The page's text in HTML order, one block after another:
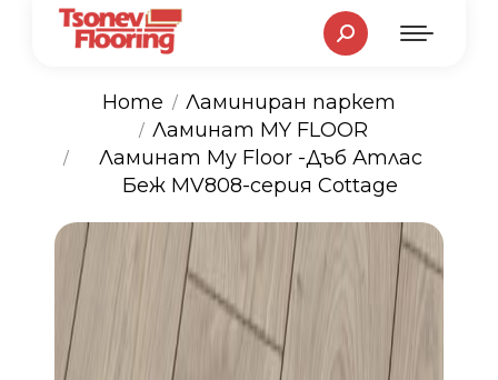
Search:
You are here:
Home
Ламиниран паркет
Ламинат MY FLOOR
Ламинат My Floor -Дъб Атлас
Беж MV808-серия Cottage